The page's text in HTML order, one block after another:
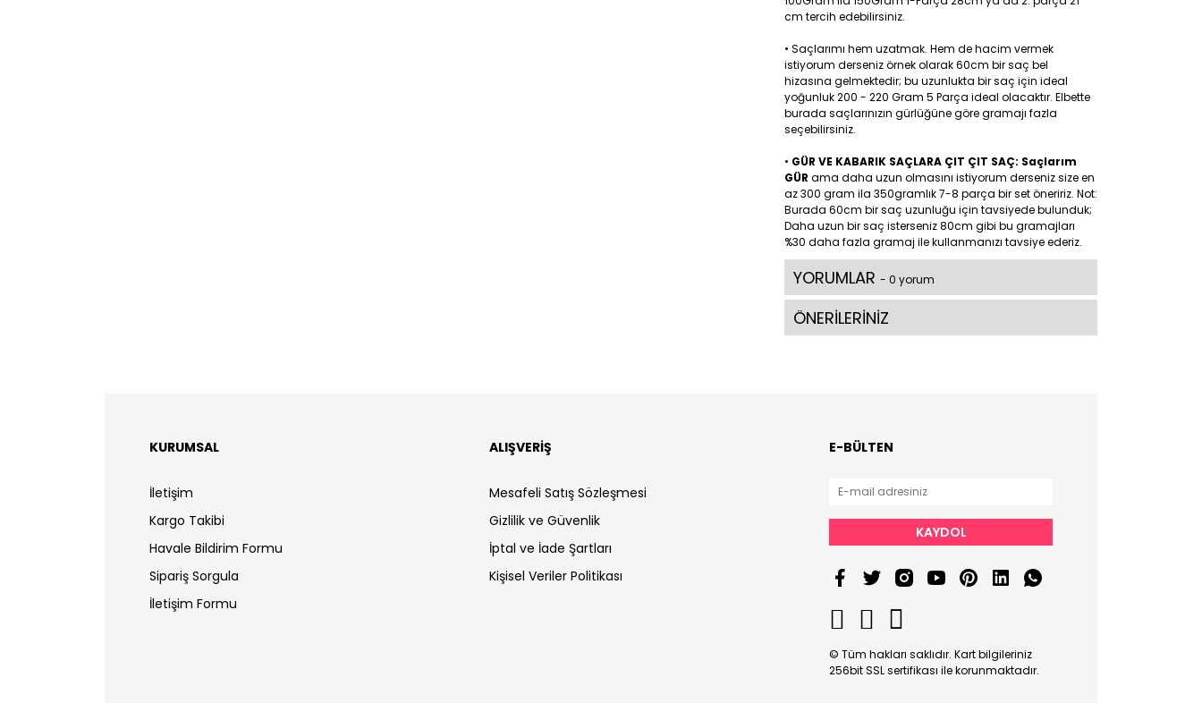
cm tercih edebilirsiniz.
• Saçlarımı hem uzatmak. Hem de hacim vermek
istiyorum derseniz örnek olarak 60cm bir saç bel
hizasına gelmektedir; bu uzunlukta bir saç için ideal
yoğunluk 200 - 220 Gram 5 Parça ideal olacaktır. Elbette
burada saçlarınızın gürlüğüne göre gramajı fazla
seçebilirsiniz.
• GÜR VE KABARIK SAÇLARA ÇIT ÇIT SAÇ: Saçlarım
GÜR ama daha uzun olmasını istiyorum derseniz size en
az 300 gram ila 350gramlık 7-8 parça bir set öneririz. Not:
Burada 60cm bir saç uzunluğu için tavsiyede bulunduk;
Daha uzun bir saç isterseniz 80cm gibi bu gramajları
%30 daha fazla gramaj ile kullanmanızı tavsiye ederiz.
YORUMLAR - 0 yorum
ÖNERİLERİNİZ
KURUMSAL
İletişim
Kargo Takibi
Havale Bildirim Formu
Sipariş Sorgula
İletişim Formu
ALIŞVERİŞ
Mesafeli Satış Sözleşmesi
Gizlilik ve Güvenlik
İptal ve İade Şartları
Kişisel Veriler Politikası
E-BÜLTEN
KAYDOL
© Tüm hakları saklıdır. Kart bilgileriniz
256bit SSL sertifikası ile korunmaktadır.